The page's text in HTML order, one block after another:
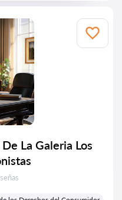
La Galeria Los
de reseñas: